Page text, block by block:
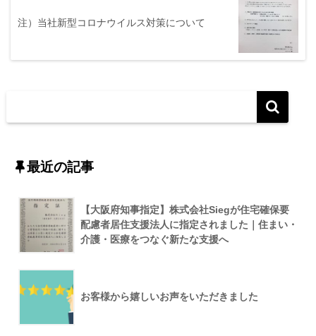
注）当社新型コロナウイルス対策について
最近の記事
【大阪府知事指定】株式会社Siegが住宅確保要
配慮者居住支援法人に指定されました｜住まい・
介護・医療をつなぐ新たな支援へ
お客様から嬉しいお声をいただきました